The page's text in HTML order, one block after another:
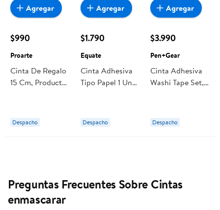
$990
Proarte
Cinta De Regalo
15 Cm, Producto
Despacho
Agregar
$1.790
Equate
Cinta Adhesiva
Tipo Papel 1 Un
Despacho
Agregar
$3.990
Pen+Gear
Cinta Adhesiva
Washi Tape Set,
Despacho
Agregar
Preguntas Frecuentes Sobre Cintas
enmascarar